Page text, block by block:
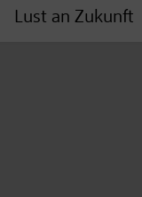
Lust an Zukunft